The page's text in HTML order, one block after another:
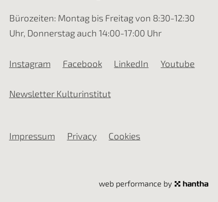
Bürozeiten: Montag bis Freitag von 8:30-12:30
Uhr, Donnerstag auch 14:00-17:00 Uhr
Instagram Facebook LinkedIn Youtube
Newsletter Kulturinstitut
Impressum Privacy Cookies
web performance by